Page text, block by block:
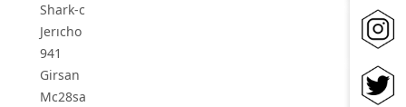
Shark-c
Jerıcho
941
Girsan
Mc28sa